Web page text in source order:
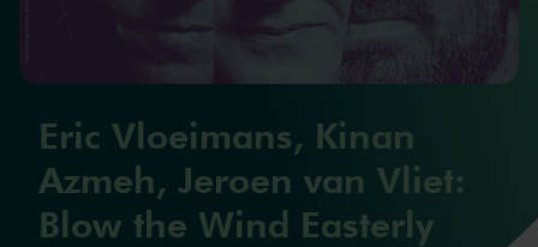
Eric Vloeimans, Kinan
Azmeh, Jeroen van Vliet:
Blow the Wind Easterly